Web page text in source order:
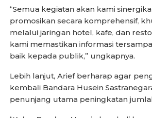
“Semua kegiatan akan kami
promosikan secara komprehensif,
melalui jaringan hotel, kafe, dan
kami memastikan informasi
baik kepada publik,” ungkapnya.
Lebih lanjut, Arief berharap agar
kembali Bandara Husein
penunjang utama peningkatan